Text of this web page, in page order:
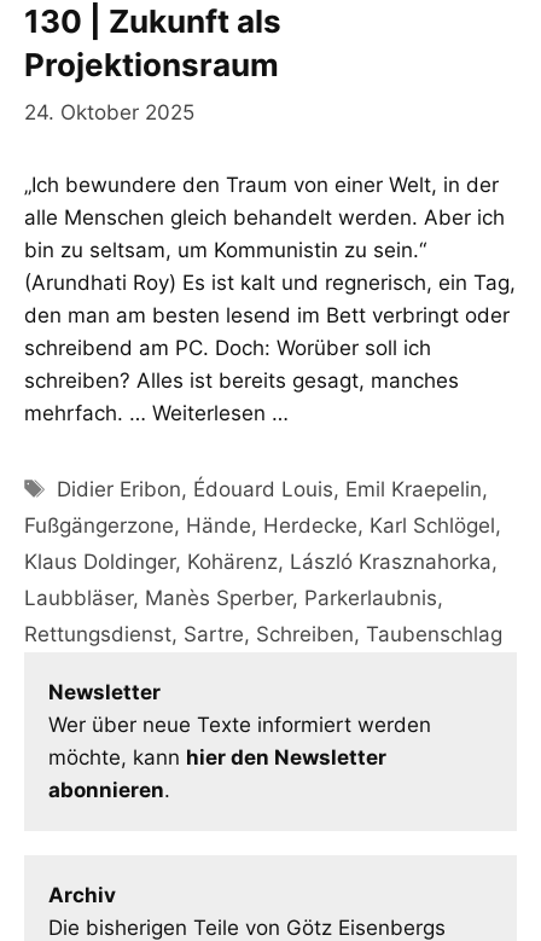
130 | Zukunft als
Projektionsraum
24. Oktober 2025
„Ich bewundere den Traum von einer Welt, in der
alle Menschen gleich behandelt werden. Aber ich
bin zu seltsam, um Kommunistin zu sein.“
(Arundhati Roy) Es ist kalt und regnerisch, ein Tag,
den man am besten lesend im Bett verbringt oder
schreibend am PC. Doch: Worüber soll ich
schreiben? Alles ist bereits gesagt, manches
mehrfach. … Weiterlesen …
Schlagwörter
Didier Eribon, Édouard Louis, Emil Kraepelin,
Fußgängerzone, Hände, Herdecke, Karl Schlögel,
Klaus Doldinger, Kohärenz, László Krasznahorka,
Laubbläser, Manès Sperber, Parkerlaubnis,
Rettungsdienst, Sartre, Schreiben, Taubenschlag
Newsletter
Wer über neue Texte informiert werden
möchte, kann hier den Newsletter
abonnieren.
Archiv
Die bisherigen Teile von Götz Eisenbergs